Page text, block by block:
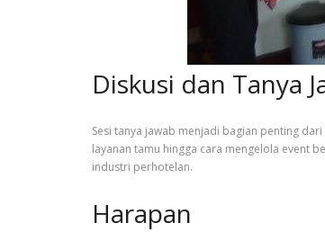
Diskusi dan Tanya
Sesi tanya jawab menjadi bagian penting
layanan tamu hingga cara mengelola event
industri perhotelan.
Harapan